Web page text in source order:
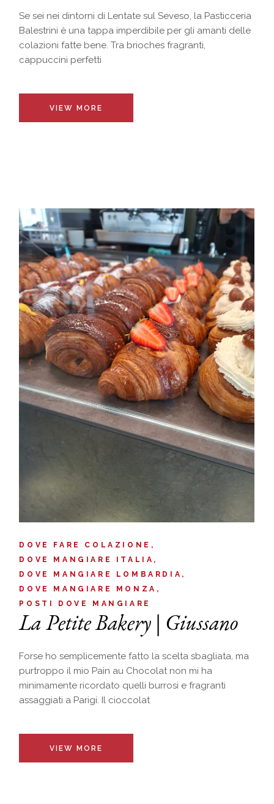
Se sei nei dintorni di Lentate sul Seveso, la Pasticceria
Balestrini è una tappa imperdibile per gli amanti delle
colazioni fatte bene. Tra brioches fragranti,
cappuccini perfetti
VIEW MORE
DOVE FARE COLAZIONE
DOVE MANGIARE ITALIA
DOVE MANGIARE LOMBARDIA
DOVE MANGIARE MONZA
POSTI DOVE MANGIARE
La Petite Bakery | Giussano
Forse ho semplicemente fatto la scelta sbagliata, ma
purtroppo il mio Pain au Chocolat non mi ha
minimamente ricordato quelli burrosi e fragranti
assaggiati a Parigi. Il cioccolat
VIEW MORE